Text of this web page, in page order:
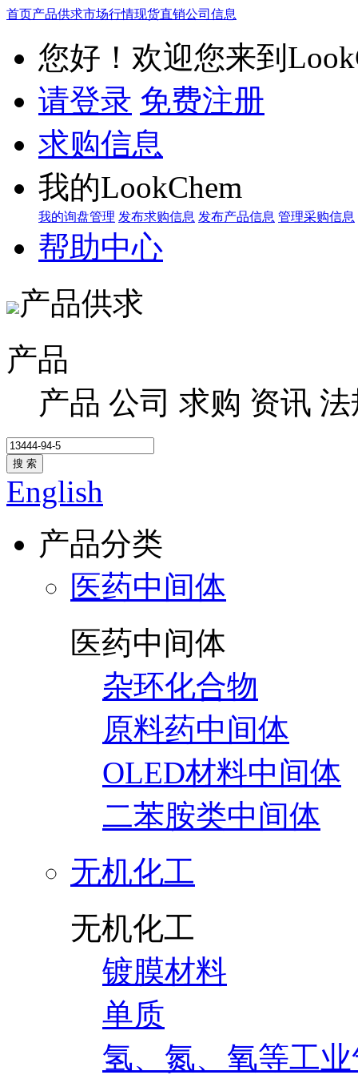
首页产品供求市场行情现货直销公司信息
您好！欢迎您来到
请登录 免费注册
求购信息
我的LookChem
我的询盘管理 发布求购信息 发布产品信息 管理采购信息
帮助中心
产品供求
产品
产品 公司 求购 资讯 法
搜 索
English
产品分类
医药中间体
医药中间体
杂环化合物
原料药中间体
OLED材料中间体
二苯胺类中间体
无机化工
无机化工
镀膜材料
单质
氢、氮、氧等工